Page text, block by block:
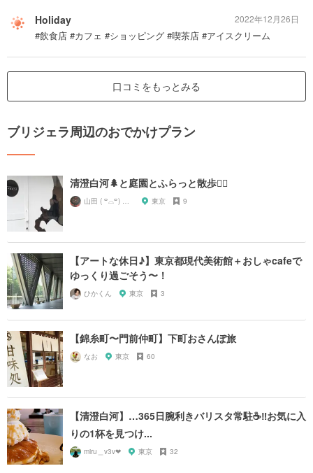
Holiday
#飲食店 #カフェ #ショッピング #喫茶店 #アイスクリーム
2022年12月26日
口コミをもっとみる
ブリジェラ周辺のおでかけプラン
清澄白河🌲と庭園とふらっと散歩🚶‍♂️
山田 ( ꒪⌓꒪) ストレンジ 東京 9
【アートな休日♪】東京都現代美術館＋おしゃcafeで
ゆっくり過ごそう〜！
ひかくん 東京 3
【錦糸町〜門前仲町】下町おさんぽ旅
なお 東京 60
【清澄白河】…365日腕利きバリスタ常駐☕️‼️お気に入
りの1杯を見つけ...
miru＿v3v❤︎ 東京 32